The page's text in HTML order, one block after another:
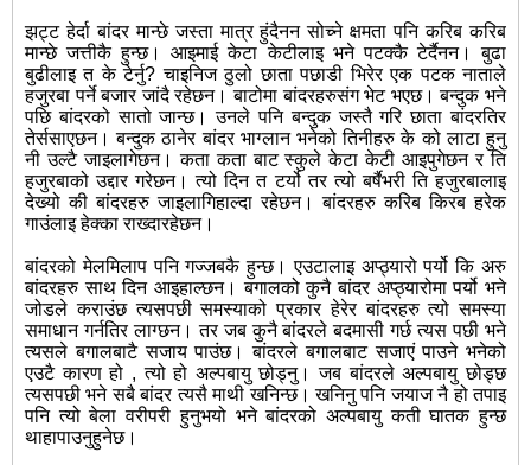
झट्ट हेर्दा बांदर मान्छे जस्ता मात्र हुंदैनन सोच्ने क्षमता पनि करिब करिब
मान्छे जत्तीकै हुन्छ। आइमाई केटा केटीलाइ भने पटक्कै टेर्दैनन। बुढा
बुढीलाइ त के टेर्नु? चाइनिज ठुलो छाता पछाडी भिरेर एक पटक नाताले
हजुरबा पर्ने बजार जांदै रहेछन। बाटोमा बांदरहरुसंग भेट भएछ। बन्दुक भने
पछि बांदरको सातो जान्छ। उनले पनि बन्दुक जस्तै गरि छाता बांदरतिर
तेर्ससाएछन। बन्दुक ठानेर बांदर भाग्लान भनेको तिनीहरु के को लाटा हुनु
नी उल्टै जाइलागेछन। कता कता बाट स्कुले केटा केटी आइपुगेछन र ति
हजुरबाको उद्दार गरेछन। त्यो दिन त टर्यो तर त्यो बर्षैभरी ति हजुरबालाइ
देख्यो की बांदरहरु जाइलागिहाल्दा रहेछन। बांदरहरु करिब किरब हरेक
गाउंलाइ हेक्का राख्दारहेछन।
बांदरको मेलमिलाप पनि गज्जबकै हुन्छ। एउटालाइ अप्ठ्यारो पर्यो कि अरु
बांदरहरु साथ दिन आइहाल्छन। बगालको कुनै बांदर अप्ठ्यारोमा पर्यो भने
जोडले कराउंछ त्यसपछी समस्याको प्रकार हेरेर बांदरहरु त्यो समस्या
समाधान गर्नतिर लाग्छन। तर जब कुनै बांदरले बदमासी गर्छ त्यस पछी भने
त्यसले बगालबाटै सजाय पाउंछ। बांदरले बगालबाट सजाएं पाउने भनेको
एउटै कारण हो , त्यो हो अल्पबायु छोड्नु। जब बांदरले अल्पबायु छोड्छ
त्यसपछी भने सबै बांदर त्यसै माथी खनिन्छ। खनिनु पनि जयाज नै हो तपाइ
पनि त्यो बेला वरीपरी हुनुभयो भने बांदरको अल्पबायु कती घातक हुन्छ
थाहापाउनुहुनेछ।